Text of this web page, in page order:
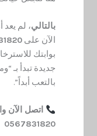
بالتالي، لم
الآن على
بوابتك
جديدة تبدأ بـ
بالتعب أبداً”.
اتصل الآن
0567831820